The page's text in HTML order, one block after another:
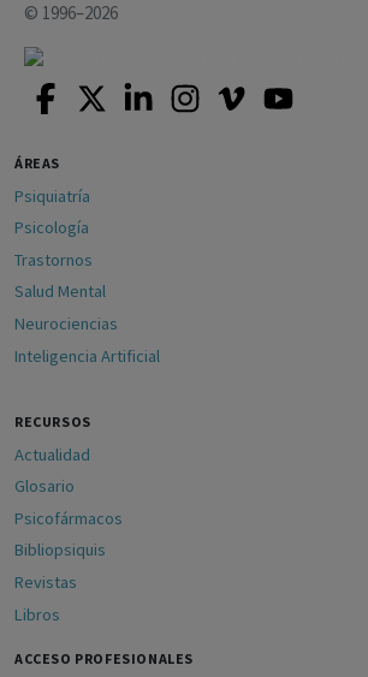
© 1996–2026
ÁREAS
Psiquiatría
Psicología
Trastornos
Salud Mental
Neurociencias
Inteligencia Artificial
RECURSOS
Actualidad
Glosario
Psicofármacos
Bibliopsiquis
Revistas
Libros
ACCESO PROFESIONALES